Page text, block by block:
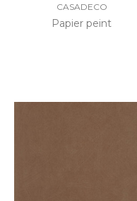
CASADECO
Papier peint